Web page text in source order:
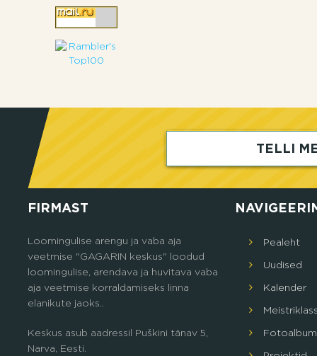
TELLI
FIRMAST
Loomingulise arengu ja vaba aja
veetmise "GAGARIN keskus" loodud
loomingulise, arendava ja huvitava vaba
aja veetmise korraldamiseks linna
elanikute jaoks..
Keskus asub aadressil Puškini tänav 5,
Narva, Eesti.
Pealeht
Uudised
Кalender
Fotoalbum